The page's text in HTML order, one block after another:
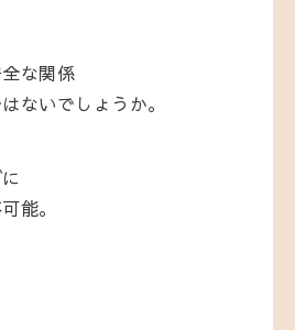
な関係
ないでしょうか。
能。